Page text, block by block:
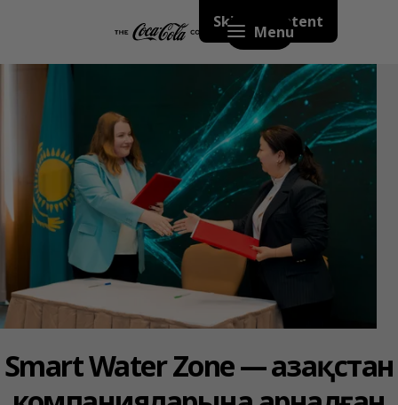
Skip to content
Menu
Smart Water Zone — Қазақстан